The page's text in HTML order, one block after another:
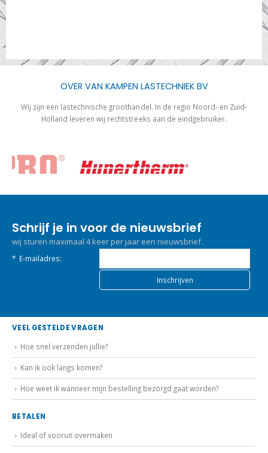
OVER VAN KAMPEN LASTECHNIEK BV
Wij zijn een lastechnische groothandel. In de regio Noord- en Zuid-
Holland leveren wij rechtstreeks aan de eindgebruiker.
Schrijf je in voor de nieuwsbrief
wij sturen maximaal 4 keer per jaar een nieuwsbrief.
* E-mailadres:
VEEL GESTELDE VRAGEN
Hoe snel verzenden jullie?
Kan ik ook langs komen?
Hoe weet ik wanneer mijn bestelling bezorgd gaat worden?
BETALEN
Ideal of vooruit overmaken